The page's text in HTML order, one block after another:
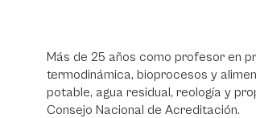
Más de 25 años como profesor en
termodinámica, bioprocesos y
potable, agua residual, reología y
Consejo Nacional de Acreditación.